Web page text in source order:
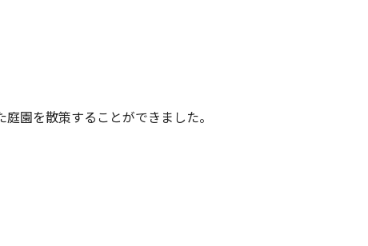
園を散策することができました。